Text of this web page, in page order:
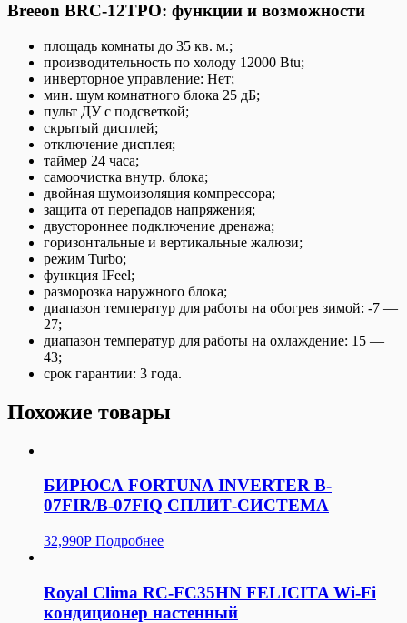
Breeon BRC-12TPO: функции и возможности
площадь комнаты до 35 кв. м.;
производительность по холоду 12000 Btu;
инверторное управление: Нет;
мин. шум комнатного блока 25 дБ;
пульт ДУ с подсветкой;
скрытый дисплей;
отключение дисплея;
таймер 24 часа;
самоочистка внутр. блока;
двойная шумоизоляция компрессора;
защита от перепадов напряжения;
двустороннее подключение дренажа;
горизонтальные и вертикальные жалюзи;
режим Turbo;
функция IFeel;
разморозка наружного блока;
диапазон температур для работы на обогрев зимой: -7 —
27;
диапазон температур для работы на охлаждение: 15 —
43;
срок гарантии: 3 года.
Похожие товары
БИРЮСА FORTUNA INVERTER B-
07FIR/B-07FIQ СПЛИТ-СИСТЕМА
32,990Р Подробнее
Royal Clima RC-FC35HN FELICITA Wi-Fi
кондиционер настенный